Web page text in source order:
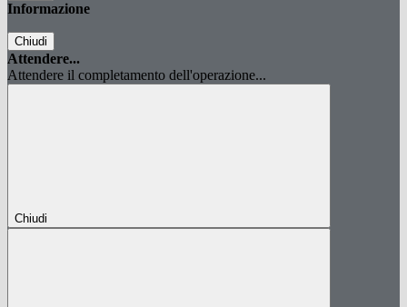
Informazione
Chiudi
Attendere...
Attendere il completamento dell'operazione...
Chiudi